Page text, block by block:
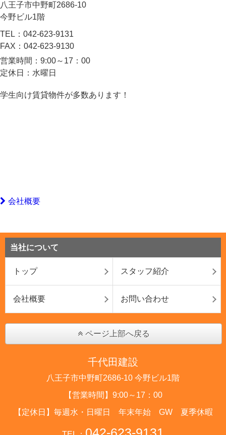
八王子市中野町2686-10
今野ビル1階
TEL： 042-623-9131
FAX： 042-623-9130
営業時間： 9:00～17：00
定休日： 水曜日
学生向け賃貸物件が多数あります！
会社概要
当社について
トップ スタッフ紹介
会社概要 お問い合わせ
ページ上部へ戻る
千代田建設
八王子市中野町2686-10 今野ビル1階
【営業時間】9:00～17：00
【定休日】毎週水・日曜日 年末年始 GW 夏季休暇